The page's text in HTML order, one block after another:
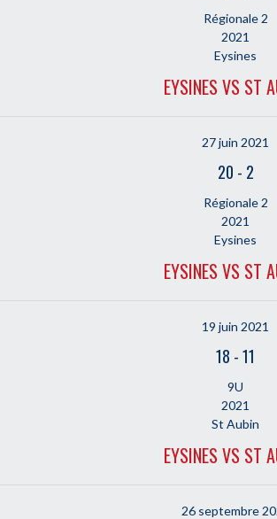
Régionale 2
2021
Eysines
EYSINES VS ST
27 juin 2021
20 - 2
Régionale 2
2021
Eysines
EYSINES VS ST
19 juin 2021
18 -11
9U
2021
St Aubin
EYSINES VS ST
26 septembre